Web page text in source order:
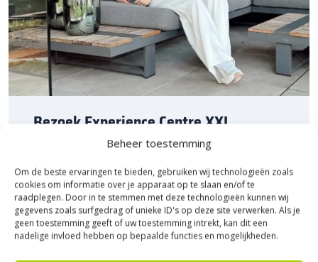
Beheer toestemming
Om de beste ervaringen te bieden, gebruiken wij technologieën zoals
cookies om informatie over je apparaat op te slaan en/of te
raadplegen. Door in te stemmen met deze technologieën kunnen wij
gegevens zoals surfgedrag of unieke ID's op deze site verwerken. Als je
geen toestemming geeft of uw toestemming intrekt, kan dit een
nadelige invloed hebben op bepaalde functies en mogelijkheden.
Bezoek Experience Centre XXL
Bijna het gehele Kijlstra assortiment vind je in het
prachtige Heerde.
★ 2.500m² Experience Centre XXL in Heerde!
Kom gezellig langs!